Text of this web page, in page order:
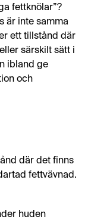
fettknölar”?
är inte samma
ett tillstånd där
särskilt sätt i
ibland ge
och
där det finns
fettvävnad.
huden